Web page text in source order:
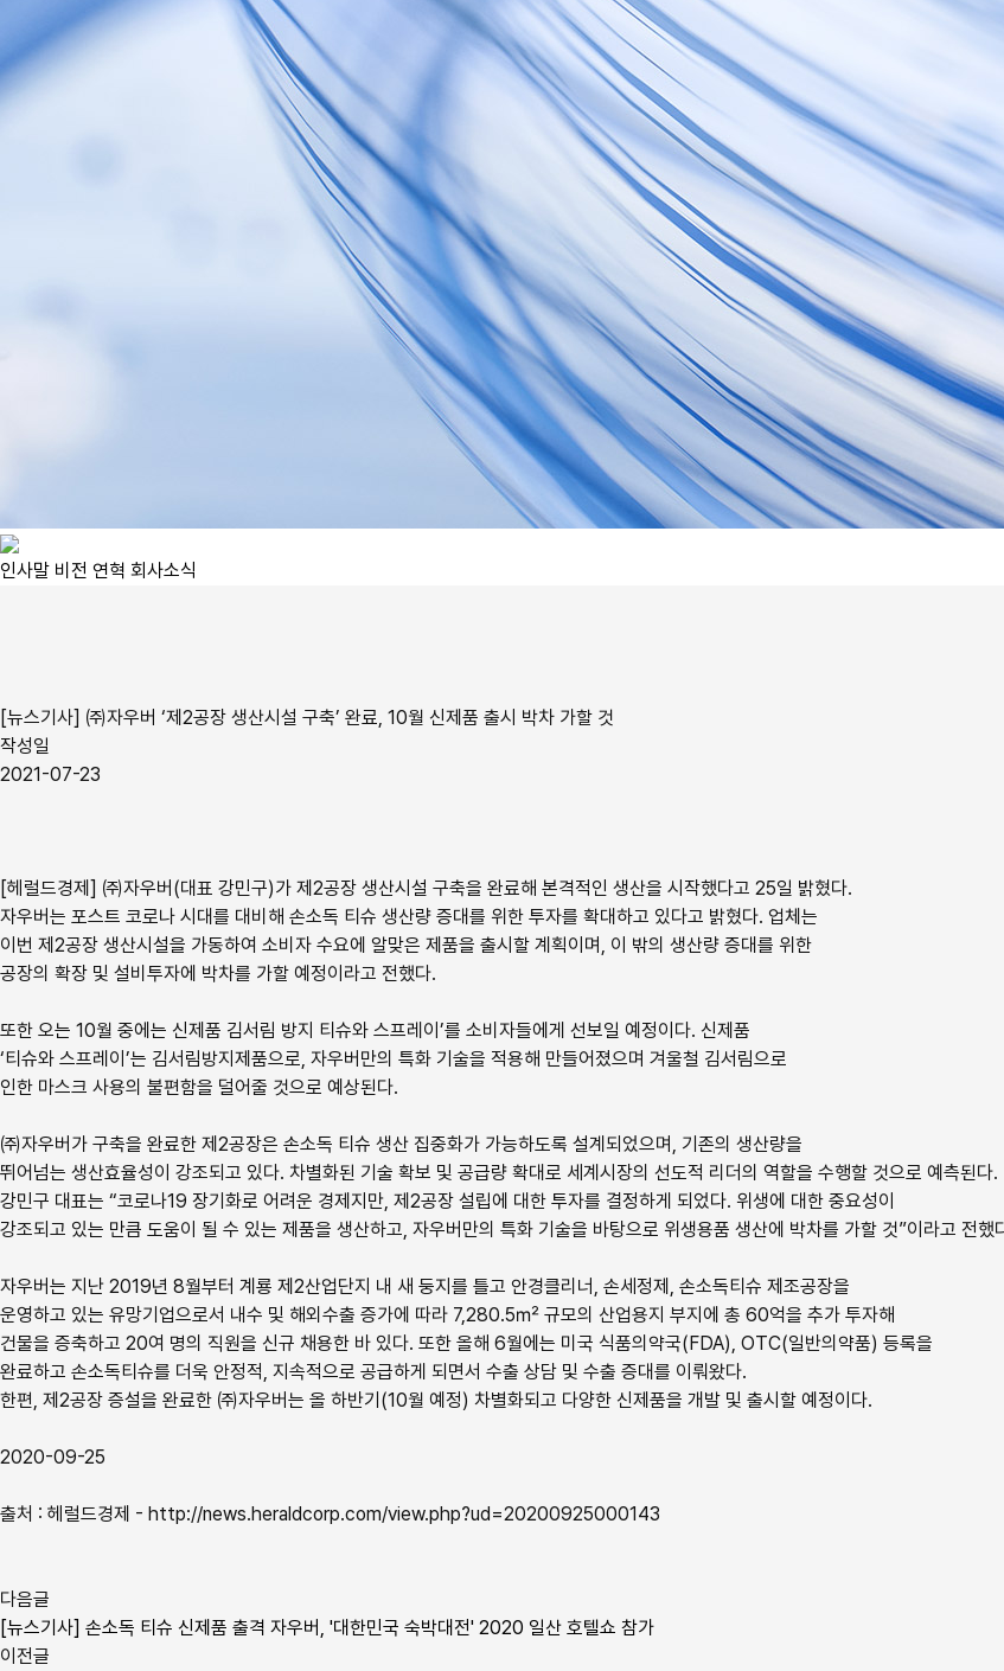
인사말 비전 연혁 회사소식
[뉴스기사] ㈜자우버 ‘제2공장 생산시설 구축’ 완료, 10월 신제품 출시 박차 가할 것
작성일
2021-07-23
[헤럴드경제] ㈜자우버(대표 강민구)가 제2공장 생산시설 구축을 완료해 본격적인 생산을 시작했다고 25일 밝혔다.
자우버는 포스트 코로나 시대를 대비해 손소독 티슈 생산량 증대를 위한 투자를 확대하고 있다고 밝혔다. 업체는
이번 제2공장 생산시설을 가동하여 소비자 수요에 알맞은 제품을 출시할 계획이며, 이 밖의 생산량 증대를 위한
공장의 확장 및 설비투자에 박차를 가할 예정이라고 전했다.
또한 오는 10월 중에는 신제품 김서림 방지 티슈와 스프레이’를 소비자들에게 선보일 예정이다. 신제품
‘티슈와 스프레이’는 김서림방지제품으로, 자우버만의 특화 기술을 적용해 만들어졌으며 겨울철 김서림으로
인한 마스크 사용의 불편함을 덜어줄 것으로 예상된다.
㈜자우버가 구축을 완료한 제2공장은 손소독 티슈 생산 집중화가 가능하도록 설계되었으며, 기존의 생산량을
뛰어넘는 생산효율성이 강조되고 있다. 차별화된 기술 확보 및 공급량 확대로 세계시장의 선도적 리더의 역할을 수행할 것으로 예측된다.
강민구 대표는 “코로나19 장기화로 어려운 경제지만, 제2공장 설립에 대한 투자를 결정하게 되었다. 위생에 대한 중요성이
강조되고 있는 만큼 도움이 될 수 있는 제품을 생산하고, 자우버만의 특화 기술을 바탕으로 위생용품 생산에 박차를 가할 것”이라고 전했
자우버는 지난 2019년 8월부터 계룡 제2산업단지 내 새 둥지를 틀고 안경클리너, 손세정제, 손소독티슈 제조공장을
운영하고 있는 유망기업으로서 내수 및 해외수출 증가에 따라 7,280.5㎡ 규모의 산업용지 부지에 총 60억을 추가 투자해
건물을 증축하고 20여 명의 직원을 신규 채용한 바 있다. 또한 올해 6월에는 미국 식품의약국(FDA), OTC(일반의약품) 등록을
완료하고 손소독티슈를 더욱 안정적, 지속적으로 공급하게 되면서 수출 상담 및 수출 증대를 이뤄왔다.
한편, 제2공장 증설을 완료한 ㈜자우버는 올 하반기(10월 예정) 차별화되고 다양한 신제품을 개발 및 출시할 예정이다.
2020-09-25
출처 : 헤럴드경제 - http://news.heraldcorp.com/view.php?ud=20200925000143
다음글
[뉴스기사] 손소독 티슈 신제품 출격 자우버, '대한민국 숙박대전' 2020 일산 호텔쇼 참가
이전글